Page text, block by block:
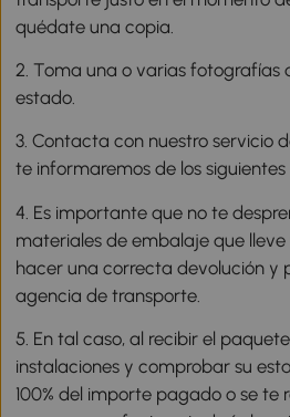
quédate una copia.
2. Toma una o varias fotografías
estado.
3. Contacta con nuestro servicio
te informaremos de los siguientes
4. Es importante que no te
materiales de embalaje que
hacer una correcta devolución y
agencia de transporte.
5. En tal caso, al recibir el
instalaciones y comprobar su
100% del importe pagado o se te